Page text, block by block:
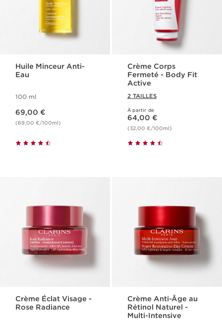
Huile Minceur Anti-
Eau
100 ml
69,00 €
(69,00 €/100ml)
Crème Corps
Fermeté - Body Fit
Active
2 TAILLES
À partir de
Nouveau prix 64,00 €
64,00 €
(32,00 €/100ml)
Crème Éclat Visage -
Rose Radiance
Crème Anti-Âge au
Rétinol Naturel -
Multi-Intensive